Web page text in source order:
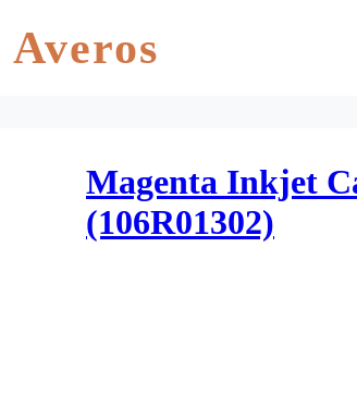
Averos
Magenta Inkjet
(106R01302)